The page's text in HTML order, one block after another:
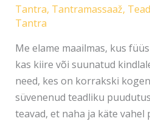
Tantra, Tantramassaaž,
Tantra
Me elame maailmas, kus
kas kiire või suunatud
need, kes on korrakski
süvenenud teadliku
teavad, et naha ja käte vahel